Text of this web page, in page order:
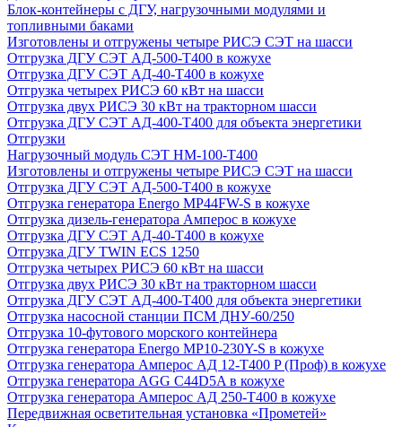
Блок-контейнеры с ДГУ, нагрузочными модулями и
топливными баками
Изготовлены и отгружены четыре РИСЭ СЭТ на шасси
Отгрузка ДГУ СЭТ АД-500-Т400 в кожухе
Отгрузка ДГУ СЭТ АД-40-Т400 в кожухе
Отгрузка четырех РИСЭ 60 кВт на шасси
Отгрузка двух РИСЭ 30 кВт на тракторном шасси
Отгрузка ДГУ СЭТ АД-400-Т400 для объекта энергетики
Отгрузки
Нагрузочный модуль СЭТ НМ-100-Т400
Изготовлены и отгружены четыре РИСЭ СЭТ на шасси
Отгрузка ДГУ СЭТ АД-500-Т400 в кожухе
Отгрузка генератора Energo MP44FW-S в кожухе
Отгрузка дизель-генератора Амперос в кожухе
Отгрузка ДГУ СЭТ АД-40-Т400 в кожухе
Отгрузка ДГУ TWIN ECS 1250
Отгрузка четырех РИСЭ 60 кВт на шасси
Отгрузка двух РИСЭ 30 кВт на тракторном шасси
Отгрузка ДГУ СЭТ АД-400-Т400 для объекта энергетики
Отгрузка насосной станции ПСМ ДНУ-60/250
Отгрузка 10-футового морского контейнера
Отгрузка генератора Energo MP10-230Y-S в кожухе
Отгрузка генератора Амперос АД 12-Т400 P (Проф) в кожухе
Отгрузка генератора AGG C44D5A в кожухе
Отгрузка генератора Амперос АД 250-Т400 в кожухе
Передвижная осветительная установка «Прометей»